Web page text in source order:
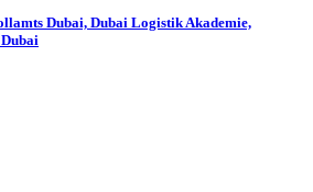
Dubai, Dubai Logistik Akademie,